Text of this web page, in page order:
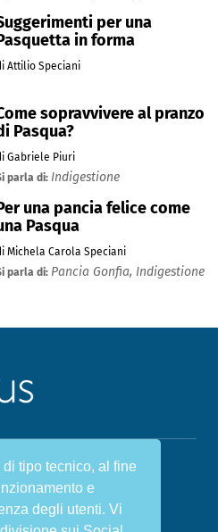
tipo tecnico, al fine
e
degli utenti. Vi
per una
in forma
Attilio Speciani
sopravvivere al pranzo
Pasqua?
Gabriele Piuri
parla di: Indigestione
una pancia felice come
Pasqua
Michela Carola Speciani
parla di: Pancia Gonfia, Indigestione
Salute e Prevenzione